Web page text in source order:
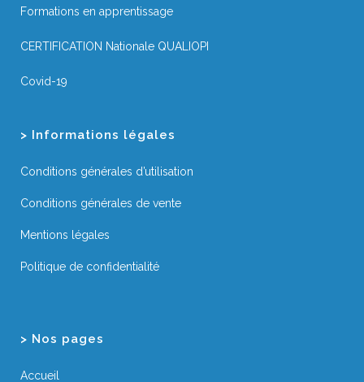
Formations en apprentissage
CERTIFICATION Nationale QUALIOPI
Covid-19
> Informations légales
Conditions générales d’utilisation
Conditions générales de vente
Mentions légales
Politique de confidentialité
> Nos pages
Accueil